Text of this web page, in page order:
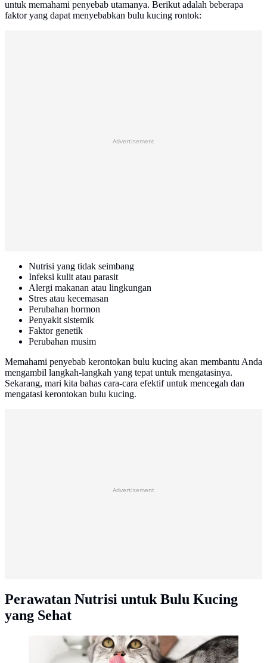
untuk memahami penyebab utamanya. Berikut adalah beberapa
faktor yang dapat menyebabkan bulu kucing rontok:
Advertisement
Nutrisi yang tidak seimbang
Infeksi kulit atau parasit
Alergi makanan atau lingkungan
Stres atau kecemasan
Perubahan hormon
Penyakit sistemik
Faktor genetik
Perubahan musim
Memahami penyebab kerontokan bulu kucing akan membantu Anda
mengambil langkah-langkah yang tepat untuk mengatasinya.
Sekarang, mari kita bahas cara-cara efektif untuk mencegah dan
mengatasi kerontokan bulu kucing.
Advertisement
Perawatan Nutrisi untuk Bulu Kucing
yang Sehat